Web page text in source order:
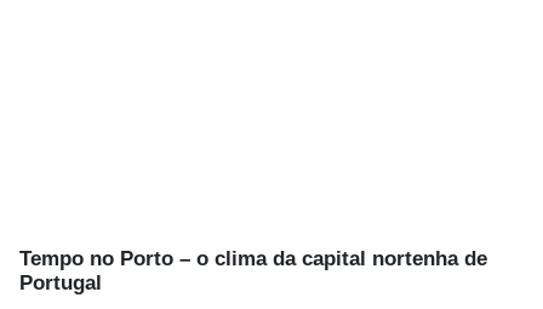
Tempo no Porto – o clima da capital nortenha de
Portugal